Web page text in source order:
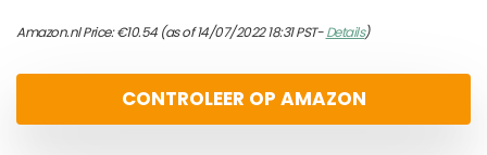
Amazon.nl Price:€10.54(as of 14/07/2022 18:31 PST-Details)
CONTROLEER OP AMAZON